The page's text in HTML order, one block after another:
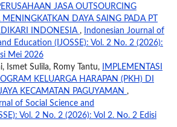
JASA OUTSOURCING
MENINGKATKAN DAYA SAING PADA PT
INDONESIA ,
Indonesian Journal of
Education (IJOSSE): Vol. 2 No. 2 (2026):
Mei 2026
Ismet Sulila, Romy Tantu,
IMPLEMENTASI
KELUARGA HARAPAN (PKH) DI
KECAMATAN PAGUYAMAN ,
of Social Science and
Vol. 2 No. 2 (2026): Vol 2. No. 2 Edisi